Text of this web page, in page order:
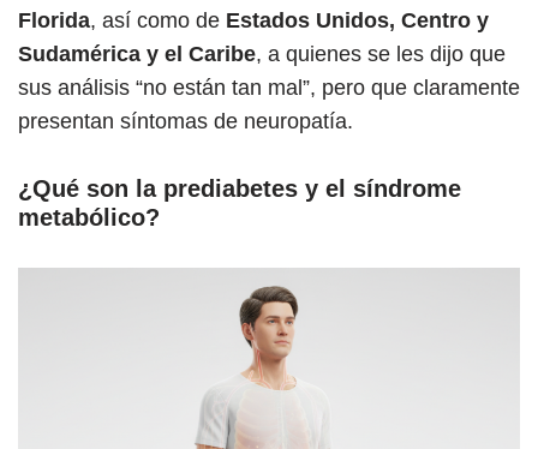
Florida, así como de Estados Unidos, Centro y
Sudamérica y el Caribe, a quienes se les dijo que
sus análisis “no están tan mal”, pero que claramente
presentan síntomas de neuropatía.
¿Qué son la prediabetes y el síndrome
metabólico?